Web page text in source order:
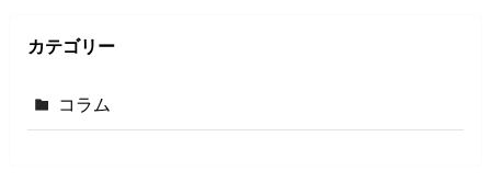
カテゴリー
コラム